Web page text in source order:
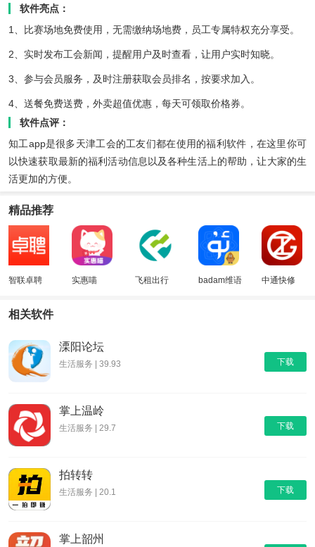
软件亮点：
1、比赛场地免费使用，无需缴纳场地费，员工专属特权充分享受。
2、实时发布工会新闻，提醒用户及时查看，让用户实时知晓。
3、参与会员服务，及时注册获取会员排名，按要求加入。
4、送餐免费送费，外卖超值优惠，每天可领取价格券。
软件点评：
知工app是很多天津工会的工友们都在使用的福利软件，在这里你可
以快速获取最新的福利活动信息以及各种生活上的帮助，让大家的生
活更加的方便。
精品推荐
智联卓聘 实惠喵 飞租出行
badam维语
中通快修
相关软件
下载
溧阳论坛
生活服务 | 39.93
下载
掌上温岭
生活服务 | 29.7
下载
拍转转
生活服务 | 20.1
掌上韶州